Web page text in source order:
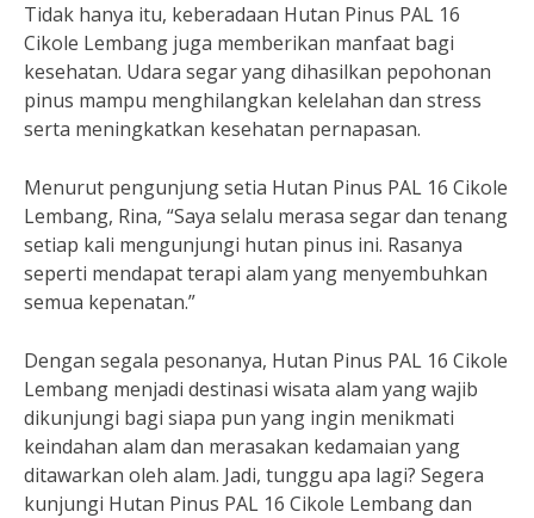
Tidak hanya itu, keberadaan Hutan Pinus PAL 16
Cikole Lembang juga memberikan manfaat bagi
kesehatan. Udara segar yang dihasilkan pepohonan
pinus mampu menghilangkan kelelahan dan stress
serta meningkatkan kesehatan pernapasan.
Menurut pengunjung setia Hutan Pinus PAL 16 Cikole
Lembang, Rina, “Saya selalu merasa segar dan tenang
setiap kali mengunjungi hutan pinus ini. Rasanya
seperti mendapat terapi alam yang menyembuhkan
semua kepenatan.”
Dengan segala pesonanya, Hutan Pinus PAL 16 Cikole
Lembang menjadi destinasi wisata alam yang wajib
dikunjungi bagi siapa pun yang ingin menikmati
keindahan alam dan merasakan kedamaian yang
ditawarkan oleh alam. Jadi, tunggu apa lagi? Segera
kunjungi Hutan Pinus PAL 16 Cikole Lembang dan